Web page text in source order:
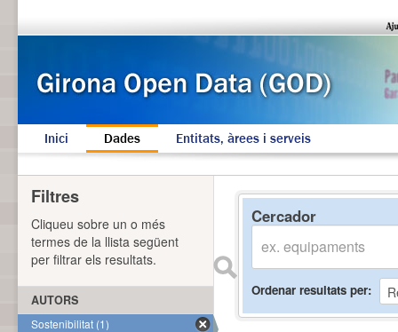
Inici Dades Entitats, àrees i serveis
Cercador
Ordenar resultats per
Filtres
Cliqueu sobre un o més
termes de la llista següent
per filtrar els resultats.
AUTORS
Sostenibilitat (1)